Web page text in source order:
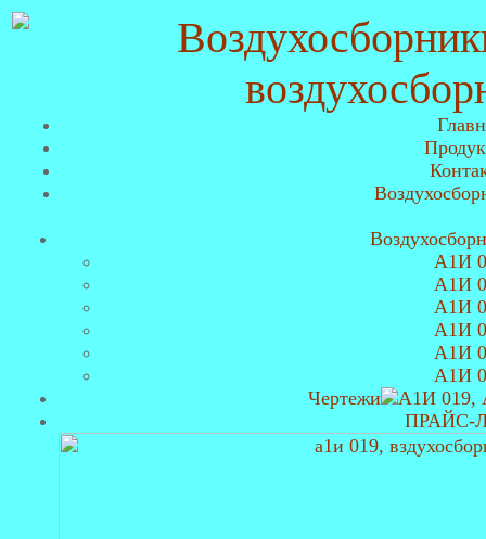
А1И
А1И
А1И
А1И
А1И
А1И
Чертежи
ПРАЙС-